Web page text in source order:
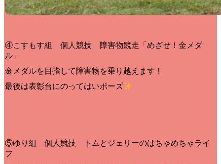
④こすもす組 個人競技 障害物競走「めざせ！金メダ
ル」
金メダルを目指して障害物を乗り越えます！
最後は表彰台にのってはいポーズ
⑤ゆり組 個人競技 トムとジェリーのはちゃめちゃライ
フ